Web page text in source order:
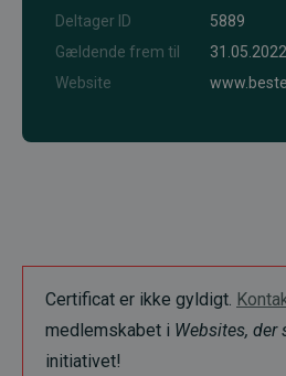
Deltager ID
5889
Gældende frem til
31.05.2022
Website
Certificat er ikke gyldigt.
medlemskabet i Websites,
initiativet!